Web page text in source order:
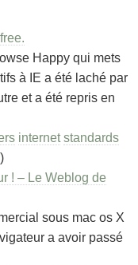
Happy qui mets
à IE a été laché par
et a été repris en
internet standards
)
! – Le Weblog de
sous mac os X
a avoir passé